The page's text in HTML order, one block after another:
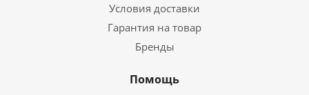
Условия доставки
Гарантия на товар
Бренды
Помощь